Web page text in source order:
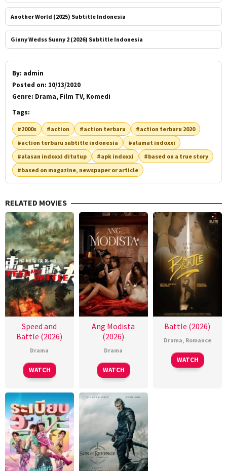
Another World (2025) Subtitle Indonesia
Ginny Wedss Sunny 2 (2026) Subtitle Indonesia
By: admin
Posted on: 10/13/2020
Genre: Drama, Film TV, Komedi
Tags:
#2000s #action #action terbaru
#action terbaru 2020
#action terbaru subtitle indonesia
#alamat indoxxi
#alasan indoxxi ditutup
#apk indoxxi
#based on a true story
#based on magazine, newspaper or article
RELATED MOVIES
Speed and
Battle (2026)
Drama
WATCH
Ang Modista
(2026)
Drama
WATCH
Battle (2026)
Drama, Romance
WATCH